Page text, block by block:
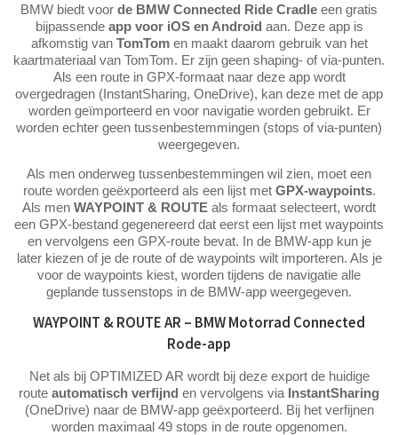
BMW biedt voor de BMW Connected Ride Cradle een gratis
bijpassende app voor iOS en Android aan. Deze app is
afkomstig van TomTomen maakt daarom gebruik van het
kaartmateriaal van TomTom. Er zijn geen shaping- of via-punten.
Als een route in GPX-formaat naar deze app wordt
overgedragen (InstantSharing, OneDrive), kan deze met de app
worden geïmporteerd en voor navigatie worden gebruikt. Er
worden echter geen tussenbestemmingen (stops of via-punten)
weergegeven.
Als men onderweg tussenbestemmingen wil zien, moet een
route worden geëxporteerd als een lijst met GPX-waypoints.
Als men WAYPOINT & ROUTE als formaat selecteert, wordt
een GPX-bestand gegenereerd dat eerst een lijst met waypoints
en vervolgens een GPX-route bevat. In de BMW-app kun je
later kiezen of je de route of de waypoints wilt importeren. Als je
voor de waypoints kiest, worden tijdens de navigatie alle
geplande tussenstops in de BMW-app weergegeven.
WAYPOINT & ROUTE AR – BMW Motorrad Connected
Rode-app
Net als bij OPTIMIZED AR wordt bij deze export de huidige
route automatisch verfijnd en vervolgens via InstantSharing
(OneDrive) naar de BMW-app geëxporteerd. Bij het verfijnen
worden maximaal 49 stops in de route opgenomen.